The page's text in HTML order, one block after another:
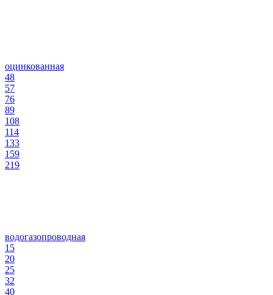
оцинкованная
48
57
76
89
108
114
133
159
219
водогазопроводная
15
20
25
32
40